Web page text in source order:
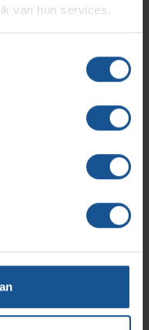
van hun services.